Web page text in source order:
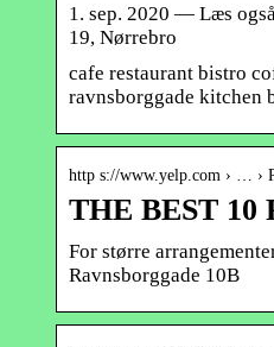
1. sep. 2020 — Læs
19, Nørrebro
cafe restaurant bistro
ravnsborggade kitchen
http s://www.yelp.com › … ›
THE BEST 10
For større
Ravnsborggade 10B